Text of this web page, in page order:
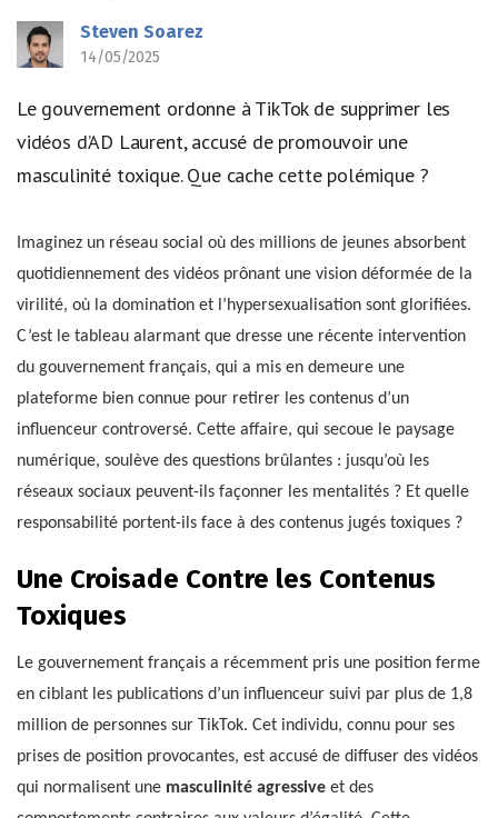
Steven Soarez
14/05/2025
Le gouvernement ordonne à TikTok de supprimer les
vidéos d’AD Laurent, accusé de promouvoir une
masculinité toxique. Que cache cette polémique ?
Imaginez un réseau social où des millions de jeunes absorbent
quotidiennement des vidéos prônant une vision déformée de la
virilité, où la domination et l’hypersexualisation sont glorifiées.
C’est le tableau alarmant que dresse une récente intervention
du gouvernement français, qui a mis en demeure une
plateforme bien connue pour retirer les contenus d’un
influenceur controversé. Cette affaire, qui secoue le paysage
numérique, soulève des questions brûlantes : jusqu’où les
réseaux sociaux peuvent-ils façonner les mentalités ? Et quelle
responsabilité portent-ils face à des contenus jugés toxiques ?
Une Croisade Contre les Contenus
Toxiques
Le gouvernement français a récemment pris une position ferme
en ciblant les publications d’un influenceur suivi par plus de 1,8
million de personnes sur TikTok. Cet individu, connu pour ses
prises de position provocantes, est accusé de diffuser des vidéos
qui normalisent une masculinité agressive et des